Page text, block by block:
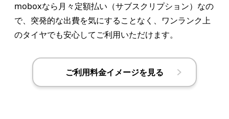
moboxなら月々定額払い（サブスクリプション）なの
で、突発的な出費を気にすることなく、ワンランク上
のタイヤでも安心してご利用いただけます。
ご利用料金イメージを見る